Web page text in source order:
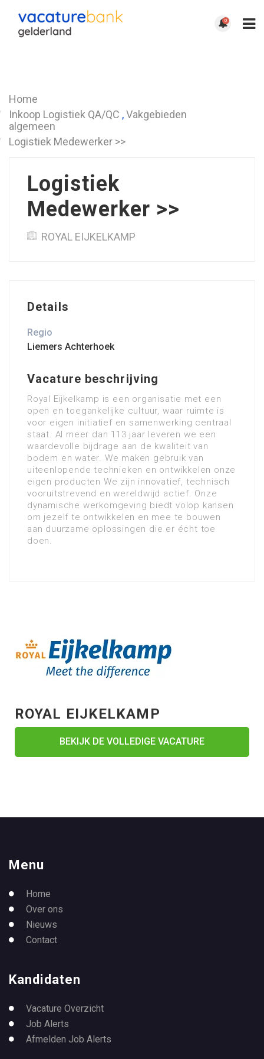
0
Home
Inkoop Logistiek QA/QC ,Vakgebieden
algemeen
Logistiek Medewerker >>
Logistiek
Medewerker >>
ROYAL EIJKELKAMP
Details
Regio
Liemers Achterhoek
Vacature beschrijving
Royal Eijkelkamp is een organisatie met een
open en toegankelijke cultuur, waar ruimte is
voor eigen initiatief en samenwerking centraal
staat. Al meer dan 113 jaar leveren we een
waardevolle bijdrage aan de kwaliteit van
bodem en water. We maken gebruik van
uiteenlopende technieken en ontwikkelen onze
eigen producten We zijn innovatief, technisch
vooruitstrevend en wereldwijd actief. Onze
dynamische werkomgeving biedt volop kansen
om jezelf te ontwikkelen en mee te bouwen
aan duurzame oplossingen die er écht toe
doen.
ROYAL EIJKELKAMP
BEKIJK DE VOLLEDIGE VACATURE
Menu
Home
Over ons
Nieuws
Contact
Kandidaten
Vacature Overzicht
Job Alerts
Afmelden Job Alerts